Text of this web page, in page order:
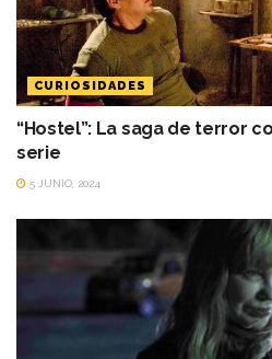
CURIOSIDADES
“Hostel”: La saga de terror
serie
5 JUNIO, 2024